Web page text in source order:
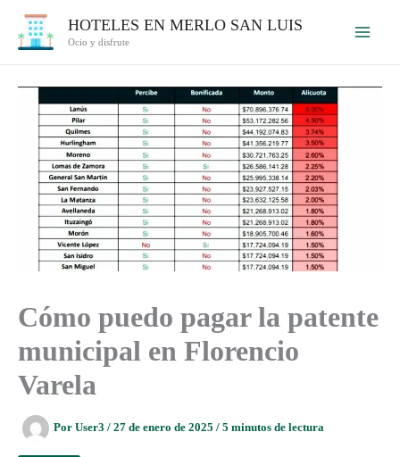
HOTELES EN MERLO SAN LUIS
Ocio y disfrute
Cómo puedo pagar la patente
municipal en Florencio
Varela
Por User3 / 27 de enero de 2025 / 5 minutos de lectura